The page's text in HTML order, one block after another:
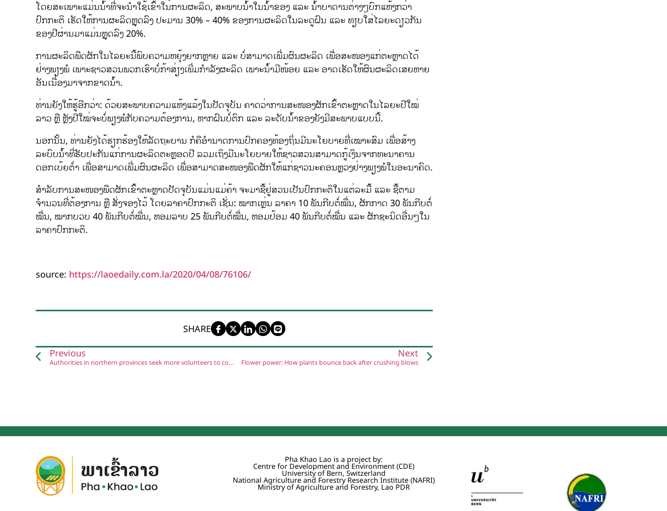
ໂດຍສະເພາະແມ່ນນໍ້າທີ່ຈະນຳໃຊ້ເຂົ້າໃນການຜະລິດ, ສະພາບນໍ້າໃນນໍ້າຂອງ ແລະ ນໍ້າບາດານຕ່າງໆບົກແຫ້ງກວ່າ
ປົກກະຕິ ເຮັດໃຫ້ການຜະລິດຫຼຸດລົງ ປະມານ 30% – 40% ຂອງການຜະລິດໃນລະດູຝົນ ແລະ ທຽບໃສ່ໄລຍະດຽວກັນ
ຂອງປີຜ່ານມາແມ່ນຫຼຸດລົງ 20%.
ການຜະລິດພືດຜັກໃນໄລຍະນີ້ພົບຄວາມຫຍຸ້ງຍາກຫຼາຍ ແລະ ບໍ່ສາມາດເພີ່ມຜົນຜະລິດ ເພື່ອສະໜອງແກ່ຕະຫຼາດໄດ້
ຢ່າງພຽງພໍ ເພາະຊາວສວນພວກເຮົາບໍ່ກ້າສ່ຽງເພີ່ມກຳລັງຜະລິດ ເພາະນໍ້າມີໜ້ອຍ ແລະ ອາດເຮັດໃຫ້ຜົນຜະລິດເສຍຫາຍ
ອັນເນື່ອງມາຈາກຂາດນໍ້າ.
ທ່ານຍັງໃຫ້ຮູ້ອີກວ່າ: ດ້ວຍສະພາບຄວາມແຫ້ງແລ້ງໃນປັດຈຸບັນ ຄາດວ່າການສະໜອງຜັກເຂົ້າຕະຫຼາດໃນໄລຍະປີໃໝ່
ລາວ ຫຼື ຫຼັງປີໃໝ່ຈະບໍ່ພຽງພໍກັບຄວາມຕ້ອງການ, ຫາກຝົນບໍ່ຕົກ ແລະ ລະດັບນໍ້າຂອງຍັງມີສະພາບແບບນີ້.
ນອກນັ້ນ, ທ່ານຍັງໄດ້ຮຽກຮ້ອງໃຫ້ລັດຖະບານ ກໍຄືອຳນາດການປົກຄອງທ້ອງຖິ່ນມີນະໂຍບາຍທີ່ເໝາະສົມ ເພື່ອສ້າງ
ລະບົບນໍ້າທີ່ຮັບປະກັນແກ່ການຜະລິດຕະຫຼອດປີ ລວມເຖິງມີນະໂຍບາຍໃຫ້ຊາວສວນສາມາດກູ້ເງິນຈາກທະນາຄານ
ດອກເບ້ຍຕໍ່າ ເພື່ອສາມາດເພີ່ມຜົນຜະລິດ ເພື່ອສາມາດສະໜອງພືດຜັກໃຫ້ແກ່ຊາວນະຄອນຫຼວງຢ່າງພຽງພໍໃນອະນາຄົດ.
ສຳລັບການສະໜອງພືດຜັກເຂົ້າຕະຫຼາດປັດຈຸບັນແມ່ນແມ່ຄ້າ ຈະມາຊື້ຢູ່ສວນເປັນປົກກະຕິໃນແຕ່ລະມື້ ແລະ ຊື້ຕາມ
ຈຳນວນທີ່ຕ້ອງການ ຫຼື ສັ່ງຈອງໄວ້ ໂດຍລາຄາປົກກະຕິ ເຊັ່ນ: ໝາກເຫຼ່ນ ລາຄາ 10 ພັນກີບຕໍ່ໝື່ນ, ຜັກກາດ 30 ພັນກີບຕໍ່
ໝື່ນ, ໝາກບວບ 40 ພັນກີບຕໍ່ໝື່ນ, ຫອມລາບ 25 ພັນກີບຕໍ່ໝື່ນ, ຫອມປ້ອມ 40 ພັນກີບຕໍ່ໝື່ນ ແລະ ຜັກຊະນິດອື່ນໆໃນ
ລາຄາປົກກະຕິ.
source: https://laoedaily.com.la/2020/04/08/76106/
SHARE
Previous
Authorities in northern provinces seek more volunteers to control bushfires
Next
Flower power: How plants bounce back after crushing blows
Pha Khao Lao is a project by:
Centre for Development and Environment (CDE)
University of Bern, Switzerland
National Agriculture and Forestry Research Institute (NAFRI)
Ministry of Agriculture and Forestry, Lao PDR